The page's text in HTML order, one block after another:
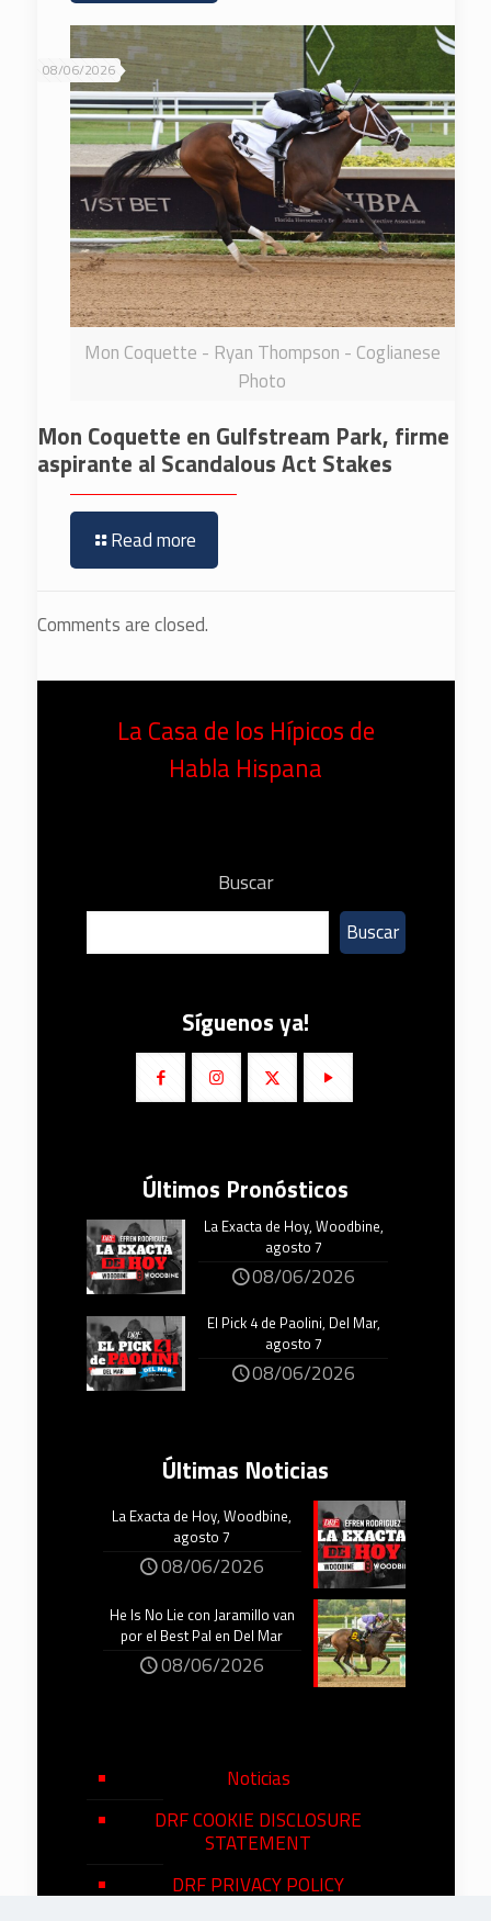
Mon Coquette - Ryan Thompson - Coglianese
Photo
08/06/2026
Mon Coquette en Gulfstream Park, firme
aspirante al Scandalous Act Stakes
Read more
Comments are closed.
La Casa de los Hípicos de
Habla Hispana
Buscar
Buscar
Síguenos ya!
Últimos Pronósticos
La Exacta de Hoy, Woodbine,
agosto 7
08/06/2026
El Pick 4 de Paolini, Del Mar,
agosto 7
08/06/2026
Últimas Noticias
La Exacta de Hoy, Woodbine,
agosto 7
08/06/2026
He Is No Lie con Jaramillo van
por el Best Pal en Del Mar
08/06/2026
Noticias
DRF COOKIE DISCLOSURE
STATEMENT
DRF PRIVACY POLICY